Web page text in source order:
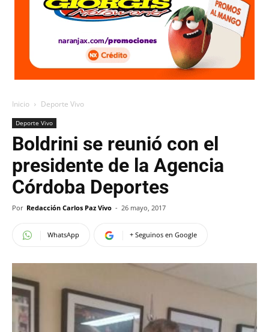
Inicio Deporte Vivo
Deporte Vivo
Boldrini se reunió con el
presidente de la Agencia
Córdoba Deportes
Por Redacción Carlos Paz Vivo - 26 mayo, 2017
WhatsApp + Seguinos en Google